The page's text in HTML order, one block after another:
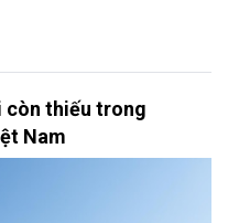
còn thiếu trong
Nam